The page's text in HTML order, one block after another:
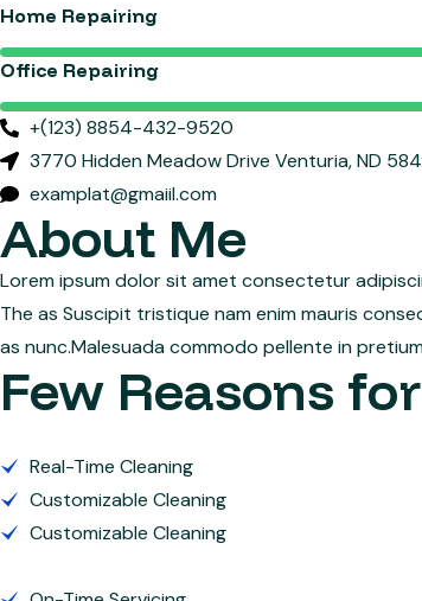
Home Repairing
Office Repairing
+(123) 8854-432-9520
3770 Hidden Meadow Drive Venturia, ND
examplat@gmaiil.com
About Me
Lorem ipsum dolor sit amet consectetur
The as Suscipit tristique nam enim mauris
as nunc.Malesuada commodo pellente in
Few Reasons
Real-Time Cleaning
Customizable Cleaning
Customizable Cleaning